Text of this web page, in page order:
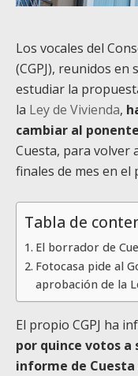
Los vocales del
(CGPJ), reunidos
estudiar la
la Ley de Vivienda,
cambiar al ponente
Cuesta, para volver
finales de mes en
Tabla de
El borrador de
Fotocasa pide al
aprobación de la
El propio CGPJ ha
por quince votos a
informe de